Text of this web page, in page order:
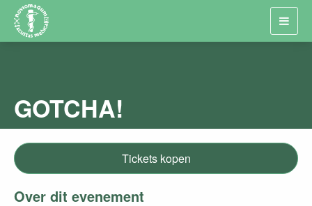
GOTCHA!
Tickets kopen
Over dit evenement